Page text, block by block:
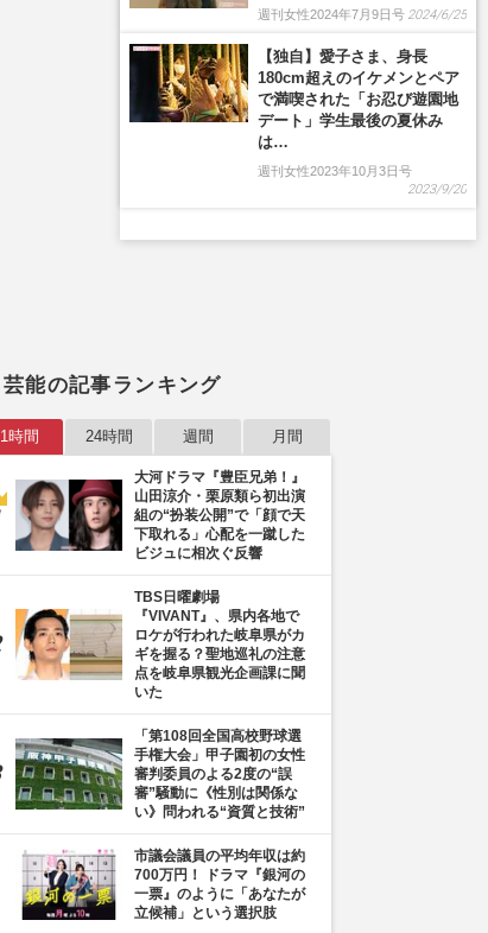
芸能の記事ランキング
1時間 24時間 週間 月間
大河ドラマ『豊臣兄弟！』
山田涼介・栗原類ら初出演
組の“扮装公開”で「顔で天
下取れる」心配を一蹴した
ビジュに相次ぐ反響
TBS日曜劇場
『VIVANT』、県内各地で
ロケが行われた岐阜県がカ
ギを握る？聖地巡礼の注意
点を岐阜県観光企画課に聞
いた
「第108回全国高校野球選
手権大会」甲子園初の女性
審判委員のよる2度の“誤
審”騒動に《性別は関係な
い》問われる“資質と技術”
市議会議員の平均年収は約
700万円！ ドラマ『銀河の
一票』のように「あなたが
立候補」という選択肢
週刊女性2024年7月9日号 2024/6/25
【独自】愛子さま、身長
180cm超えのイケメンとペア
で満喫された「お忍び遊園地
デート」学生最後の夏休み
は…
週刊女性2023年10月3日号
2023/9/20